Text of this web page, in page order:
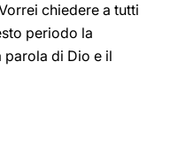
chiedere a tutti
periodo la
parola di Dio e il